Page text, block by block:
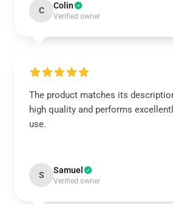
C Colin
Verified owner
The product matches its
high quality and performs
use.
S Samuel
Verified owner